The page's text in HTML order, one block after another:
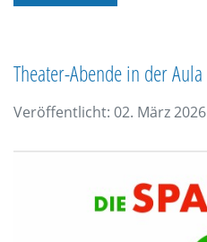
Theater-Abende in der Aula
Veröffentlicht: 02. März 2026